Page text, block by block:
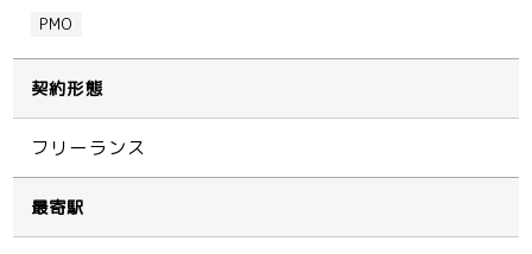
PMO
契約形態
フリーランス
最寄駅